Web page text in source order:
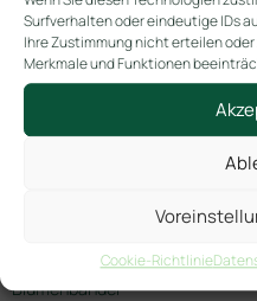
Surfverhalten oder eindeutige IDs
Ihre Zustimmung nicht erteilen
Merkmale und Funktionen
Cookie-Richtlinie
S-EM-45/Prinz+Fuchs
Angebote 2026
Blumenbänder